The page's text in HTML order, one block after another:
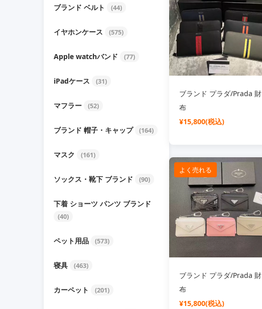
ブランド ベルト (44)
イヤホンケース (575)
Apple watchバンド (77)
iPadケース (31)
マフラー (52)
ブランド 帽子・キャップ (164)
マスク (161)
ソックス・靴下 ブランド (90)
下着 ショーツ パンツ ブランド
(40)
ペット用品 (573)
寝具 (463)
カーペット (201)
ブランド プラダ/Prada 財
布
¥15,800(税込)
よく売れる
ブランド プラダ/Prada 財
布
¥15,800(税込)